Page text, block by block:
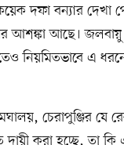
দফা বন্যার দেখা
আশঙ্কা আছে। জলবায়ু
নিয়মিতভাবে এ
চেরাপুঞ্জির যে
দায়ী করা হচ্ছে, তা